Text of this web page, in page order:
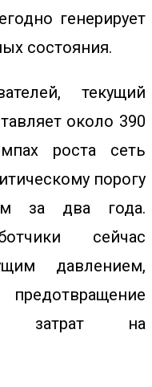
генерирует
состояния.
текущий
около 390
роста сеть
порогу
за два года.
сейчас
давлением,
затрат на